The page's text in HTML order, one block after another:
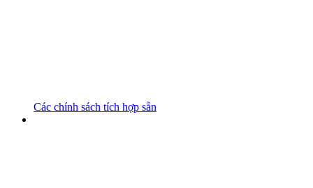
Các chính sách tích hợp sẵn